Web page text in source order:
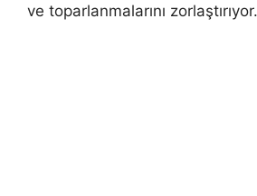
ve toparlanmalarını zorlaştırıyor.